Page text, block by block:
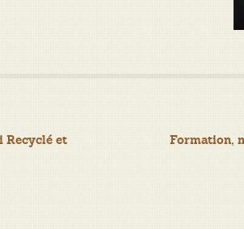
Recyclé et Formation,